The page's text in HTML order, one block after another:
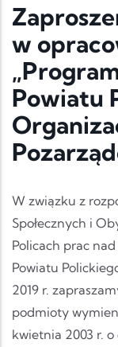
w
Powiatu
W związku z
Społecznych i
Policach prac
Powiatu
2019 r.
podmioty
kwietnia 2003 r.